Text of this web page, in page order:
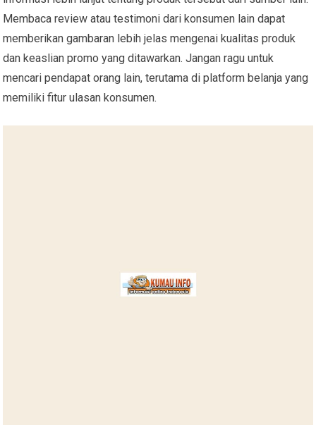
Membaca review atau testimoni dari konsumen lain dapat
memberikan gambaran lebih jelas mengenai kualitas produk
dan keaslian promo yang ditawarkan. Jangan ragu untuk
mencari pendapat orang lain, terutama di platform belanja yang
memiliki fitur ulasan konsumen.